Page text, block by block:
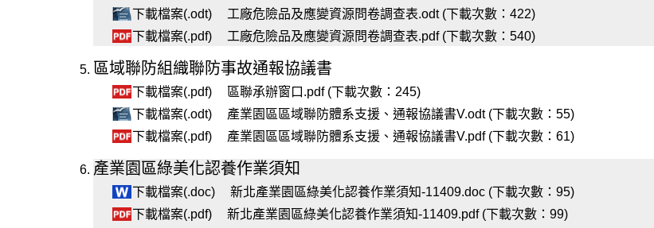
下載檔案(.odt)
工廠危險品及應變資源問卷調查表.odt (下載次數：422)
下載檔案(.pdf)
工廠危險品及應變資源問卷調查表.pdf (下載次數：540)
區域聯防組織聯防事故通報協議書
下載檔案(.pdf)
區聯承辦窗口.pdf (下載次數：245)
下載檔案(.odt)
產業園區區域聯防體系支援、通報協議書V.odt (下載次數：55)
下載檔案(.pdf)
產業園區區域聯防體系支援、通報協議書V.pdf (下載次數：61)
產業園區綠美化認養作業須知
下載檔案(.doc)
新北產業園區綠美化認養作業須知-11409.doc (下載次數：95)
下載檔案(.pdf)
新北產業園區綠美化認養作業須知-11409.pdf (下載次數：99)